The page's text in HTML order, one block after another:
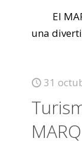
El
una
31
MARQ